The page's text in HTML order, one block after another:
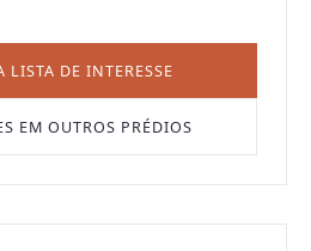
LISTA DE INTERESSE
EM OUTROS PRÉDIOS